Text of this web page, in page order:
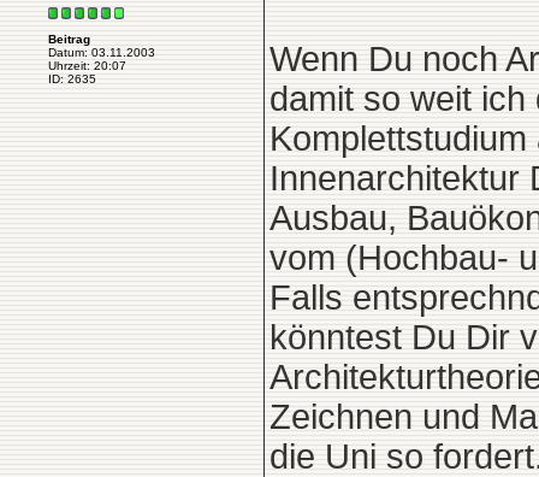
Beitrag
Datum: 03.11.2003
Uhrzeit: 20:07
ID: 2635
Wenn Du noch
damit so weit
Innenarchitektur
Ausbau,
vom (Hochbau-
Falls
könntest Du Dir
Zeichnen und
die Uni so